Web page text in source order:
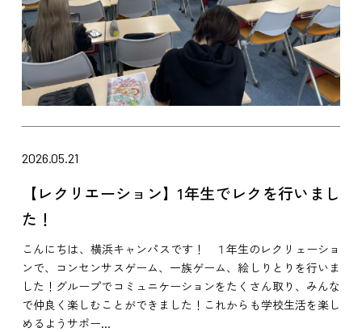
2026.05.21
【レクリエーション】1年生でレクを行いまし
た！
こんにちは、横浜キャンパスです！ １年生のレクリェーショ
ンで、コンセンサスゲーム、一族ゲーム、絵しりとりを行いま
した！グループでコミュニケーションをたくさん取り、みんな
で仲良く楽しむことができました！これからも学校生活を楽し
めるようサポー...